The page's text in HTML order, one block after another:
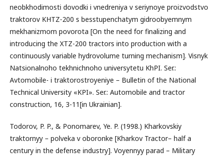
neobkhodimosti dovodki i vnedreniya v seriynoye proizvodstvo
traktorov KHTZ-200 s besstupenchatym gidroobyemnym
mekhanizmom povorota [On the need for finalizing and
introducing the XTZ-200 tractors into production with a
continuously variable hydrovolume turning mechanism]. Visnyk
Natsionalnoho tekhnichnoho universytetu KhPI. Ser.:
Avtomobile- i traktorostroyeniye – Bulletin of the National
Technical University «KPI». Ser.: Automobile and tractor
construction, 16, 3-11[in Ukrainian].
Todorov, P. P., & Ponomarev, Ye. P. (1998.) Kharkovskiy
traktornyy – polveka v oboronke [Kharkov Tractor– half a
century in the defense industry]. Voyennyy parad – Military